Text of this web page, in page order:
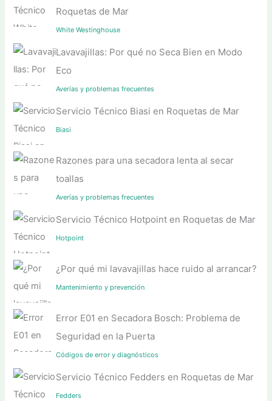
Roquetas de Mar
White Westinghouse
Lavavajillas: Por qué no Seca Bien en Modo
Eco
Averías y problemas frecuentes
Servicio Técnico Biasi en Roquetas de Mar
Biasi
Razones para una secadora lenta al secar
toallas
Averías y problemas frecuentes
Servicio Técnico Hotpoint en Roquetas de Mar
Hotpoint
¿Por qué mi lavavajillas hace ruido al arrancar?
Mantenimiento y prevención
Error E01 en Secadora Bosch: Problema de
Seguridad en la Puerta
Códigos de error y diagnósticos
Servicio Técnico Fedders en Roquetas de Mar
Fedders